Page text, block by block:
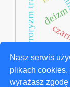
Nasz serwis
plikach
wyrażasz
deizm